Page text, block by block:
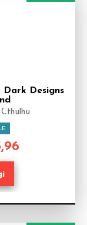
Dark Designs